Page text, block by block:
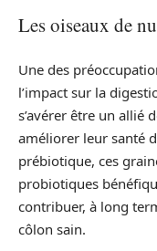
Les oiseaux de
Une des
l’impact sur la
s’avérer être un allié
améliorer leur santé
prébiotique, ces
probiotiques
contribuer, à long
côlon sain.